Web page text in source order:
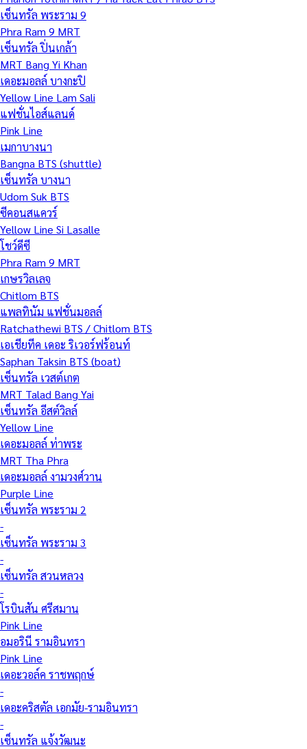
เซ็นทรัล พระราม 9
Phra Ram 9 MRT
เซ็นทรัล ปิ่นเกล้า
MRT Bang Yi Khan
เดอะมอลล์ บางกะปิ
Yellow Line Lam Sali
แฟชั่นไอส์แลนด์
Pink Line
เมกาบางนา
Bangna BTS (shuttle)
เซ็นทรัล บางนา
Udom Suk BTS
ซีคอนสแควร์
Yellow Line Si Lasalle
โชว์ดีซี
Phra Ram 9 MRT
เกษรวิลเลจ
Chitlom BTS
แพลทินัม แฟชั่นมอลล์
Ratchathewi BTS / Chitlom BTS
เอเชียทีค เดอะ ริเวอร์ฟร้อนท์
Saphan Taksin BTS (boat)
เซ็นทรัล เวสต์เกต
MRT Talad Bang Yai
เซ็นทรัล อีสต์วิลล์
Yellow Line
เดอะมอลล์ ท่าพระ
MRT Tha Phra
เดอะมอลล์ งามวงศ์วาน
Purple Line
เซ็นทรัล พระราม 2
-
เซ็นทรัล พระราม 3
-
เซ็นทรัล สวนหลวง
-
โรบินสัน ศรีสมาน
Pink Line
อมอรินี รามอินทรา
Pink Line
เดอะวอล์ค ราชพฤกษ์
-
เดอะคริสตัล เอกมัย-รามอินทรา
-
เซ็นทรัล แจ้งวัฒนะ